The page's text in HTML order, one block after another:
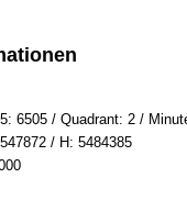
6505 / Quadrant: 2 /
/ H: 5484385